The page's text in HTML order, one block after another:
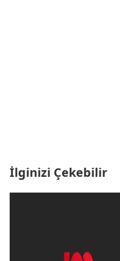
İlginizi Çekebilir